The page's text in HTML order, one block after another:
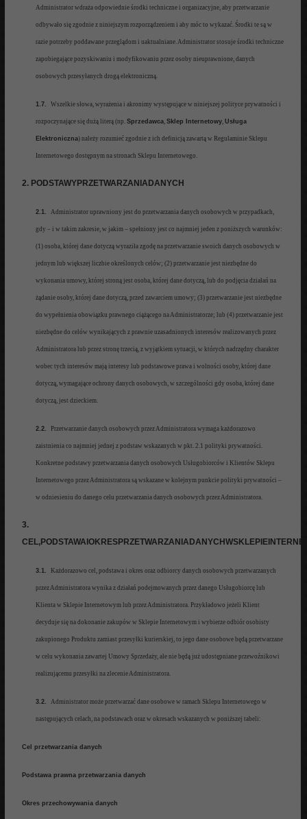
Administrator wdraża odpowiednie środki techniczne i organizacyjne, aby przetwarzanie
odbywało się zgodnie z niniejszym rozporządzeniem i aby móc to wykazać. Środki te są w
razie potrzeby poddawane przeglądom i uaktualniane. Administrator stosuje środki techniczne
zapobiegające pozyskiwaniu i modyfikowaniu przez osoby nieuprawnione, danych
osobowych przesyłanych drogą elektroniczną.
1.7. Wszelkie słowa, wyrażenia i akronimy występujące w niniejszej polityce prywatności i
rozpoczynające się dużą literą (np. Sprzedawca, Sklep Internetowy, Usługa
Elektroniczna) należy rozumieć zgodnie z ich definicją zawartą w Regulaminie Sklepu
Internetowego dostępnym na stronach Sklepu Internetowego.
2. PODSTAWYPRZETWARZANIADANYCH
2.1. Administrator uprawniony jest do przetwarzania danych osobowych w przypadkach,
gdy – i w takim zakresie, w jakim – spełniony jest co najmniej jeden z poniższych warunków:
(1) osoba, której dane dotyczą wyraziła zgodę na przetwarzanie swoich danych osobowych w
jednym lub większej liczbie określonych celów; (2) przetwarzanie jest niezbędne do
wykonania umowy, której stroną jest osoba, której dane dotyczą, lub do podjęcia działań na
żądanie osoby, której dane dotyczą, przed zawarciem umowy; (3) przetwarzanie jest niezbędne
do wypełnienia obowiązku prawnego ciążącego naAdministratorze; lub (4) przetwarzanie jest
niezbędne do celów wynikających z prawnie uzasadnionych interesów realizowanych przez
Administratora lub przez stronę trzecią, z wyjątkiem sytuacji, w których nadrzędny charakter
wobec tych interesów mają interesy lub podstawowe prawa i wolności osoby, której dane
dotyczą, wymagające ochrony danych osobowych, w szczególności gdy osoba, której dane
dotyczą, jest dzieckiem.
2.2. Przetwarzanie danych osobowych przez Administratora wymaga każdorazowo
zaistnienia co najmniej jednej z podstaw wskazanych w pkt. 2.1 polityki prywatności.
Konkretne podstawy przetwarzania danych osobowych Usługobiorców i Klientów Sklepu
Internetowego przez Administratora są wskazane w kolejnym punkcie polityki prywatności –
w odniesieniu do danego celu przetwarzania danych osobowych przez Administratora.
3.
3.1. Każdorazowo cel, podstawa i okres oraz odbiorcy danych osobowych przetwarzanych
przez Administratora wynika z działań pod ejmowanych przez danego Usł ugobiorcę lub
Klienta w Sklepie Internetowym lub przez Administratora. Przykładowo jeżeli Klient
decyduje się na dokonanie zakupów w Sklepie Internetowym i wybierze odbiór osobisty
zakupionego Produktu zamiast przesyłki kurierskiej, to jego dane osobowe będą przetwarzane
w celu wykonania zawartej Umowy Sprzedaży, ale nie będą już udostępniane przewoźnikowi
realizującemu przesyłki na zlecenieAdministratora.
3.2. Administrator może przetwarzać dane osobowe w ramach Sklepu Internetowego w
następujących celach, na podstawach oraz w okresach wskazanych w poniższej tabeli :
Cel przetwarzania danych
Podstawa prawna przetwarzania danych
Okres przechowywania danych